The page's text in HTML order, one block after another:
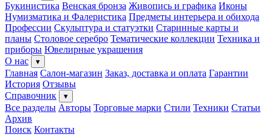
Букинистика Венская бронза Живопись и графика Иконы
Нумизматика и Фалеристика Предметы интерьера и обихода
Профессии Скульптура и статуэтки Старинные карты и
планы Столовое серебро Тематические коллекции Техника и
приборы Ювелирные украшения
О нас
▾
Главная Салон-магазин Заказ, доставка и оплата Гарантии
История Отзывы
Справочник
▾
Все разделы Авторы Торговые марки Стили Техники Статьи
Архив
Поиск Контакты